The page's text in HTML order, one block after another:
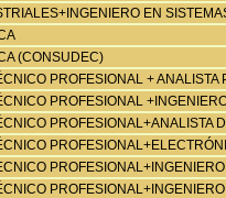
EN
(CONSUDEC)
PROFESIONAL + ANALISTA
PROFESIONAL
PROFESIONAL+ANALISTA